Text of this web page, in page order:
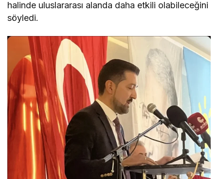
halinde uluslararası alanda daha etkili olabileceğini
söyledi.